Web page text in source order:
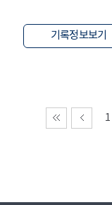
기록정보보기
1